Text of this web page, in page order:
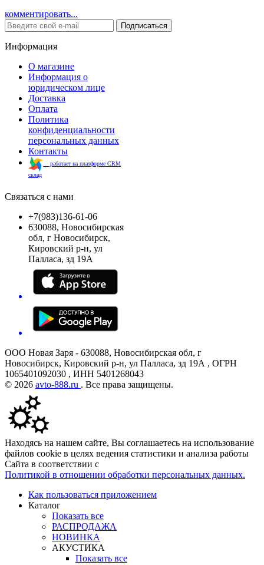
комментировать...
Подписаться
Информация
О магазине
Информация о
юридическом лице
Доставка
Оплата
Политика
конфиденциальности
персональных данных
Контакты
работает на платформе CRM
склад
Связаться с нами
+7(983)136-61-06
630088, Новосибирская
обл, г Новосибирск,
Кировский р-н, ул
Палласа, зд 19А
ООО Новая Заря - 630088, Новосибирская обл, г
Новосибирск, Кировский р-н, ул Палласа, зд 19А , ОГРН
1065401092030 , ИНН 5401268043
© 2026 avto-888.ru . Все права защищены.
Находясь на нашем сайте, Вы соглашаетесь на использование
файлов cookie в целях ведения статистики и анализа работы
Сайта в соответствии с
Политикой в отношении обработки персональных данных.
Как пользоваться приложением
Каталог
Показать все
РАСПРОДАЖА
НОВИНКА
АКУСТИКА
Показать все